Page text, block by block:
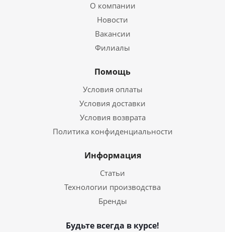
О компании
Новости
Вакансии
Филиалы
Помощь
Условия оплаты
Условия доставки
Условия возврата
Политика конфиденциальности
Информация
Статьи
Технологии производства
Бренды
Будьте всегда в курсе!